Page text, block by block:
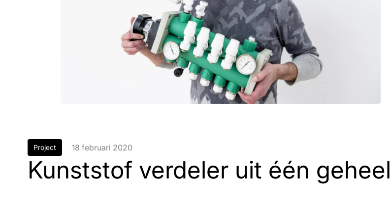
Project 18 februari 2020
Kunststof verdeler uit één geheel